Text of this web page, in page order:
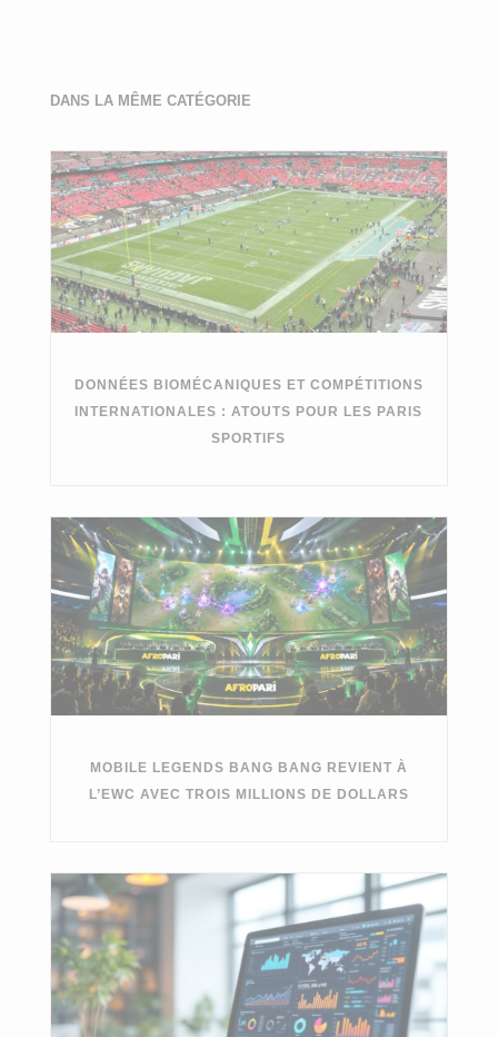
DANS LA MÊME CATÉGORIE
DONNÉES BIOMÉCANIQUES ET COMPÉTITIONS
INTERNATIONALES : ATOUTS POUR LES PARIS
SPORTIFS
MOBILE LEGENDS BANG BANG REVIENT À
L’EWC AVEC TROIS MILLIONS DE DOLLARS